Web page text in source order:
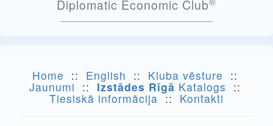
Diplomatic Economic Club
Home :: English :: Kluba vēsture ::
Jaunumi :: Izstādes Rīgā Katalogs ::
Tiesiskā informācija :: Kontakti